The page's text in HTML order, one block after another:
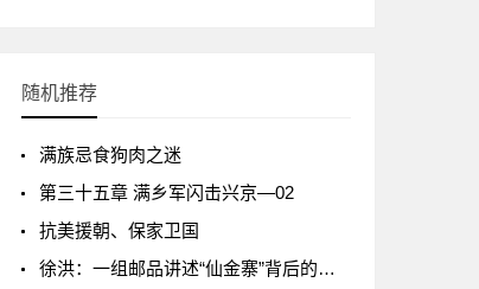
随机推荐
满族忌食狗肉之迷
第三十五章 满乡军闪击兴京—02
抗美援朝、保家卫国
徐洪：一组邮品讲述“仙金寨”背后的故事